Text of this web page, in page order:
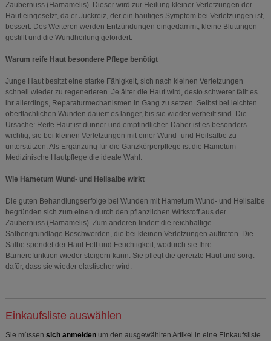
Zaubernuss (Hamamelis). Dieser wird zur Heilung kleiner Verletzungen der
Haut eingesetzt, da er Juckreiz, der ein häufiges Symptom bei Verletzungen ist,
bessert. Des Weiteren werden Entzündungen eingedämmt, kleine Blutungen
gestillt und die Wundheilung gefördert.
Warum reife Haut besondere Pflege benötigt
Junge Haut besitzt eine starke Fähigkeit, sich nach kleinen Verletzungen
schnell wieder zu regenerieren. Je älter die Haut wird, desto schwerer fällt es
ihr allerdings, Reparaturmechanismen in Gang zu setzen. Selbst bei leichten
oberflächlichen Wunden dauert es länger, bis sie wieder verheilt sind. Die
Ursache: Reife Haut ist dünner und empfindlicher. Daher ist es besonders
wichtig, sie bei kleinen Verletzungen mit einer Wund- und Heilsalbe zu
unterstützen. Als Ergänzung für die Ganzkörperpflege ist die Hametum
Medizinische Hautpflege die ideale Wahl.
Wie Hametum Wund- und Heilsalbe wirkt
Die guten Behandlungserfolge bei Wunden mit Hametum Wund- und Heilsalbe
begründen sich zum einen durch den pflanzlichen Wirkstoff aus der
Zaubernuss (Hamamelis). Zum anderen lindert die reichhaltige
Salbengrundlage Beschwerden, die bei kleinen Verletzungen auftreten. Die
Salbe spendet der Haut Fett und Feuchtigkeit, wodurch sie Ihre
Barrierefunktion wieder steigern kann. Sie pflegt die gereizte Haut und sorgt
dafür, dass sie wieder elastischer wird.
Einkaufsliste auswählen
Sie müssen sich anmelden um den ausgewählten Artikel in eine Einkaufsliste